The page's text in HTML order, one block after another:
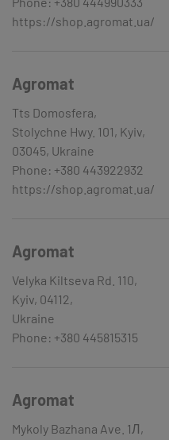
https://shop.agromat.ua/
Agromat
Tts Domosfera,
Stolychne Hwy. 101, Kyiv,
03045, Ukraine
Phone: +380 443922932
https://shop.agromat.ua/
Agromat
Velyka Kiltseva Rd. 110,
Kyiv, 04112,
Ukraine
Phone: +380 445815315
Agromat
Mykoly Bazhana Ave. 1Л,